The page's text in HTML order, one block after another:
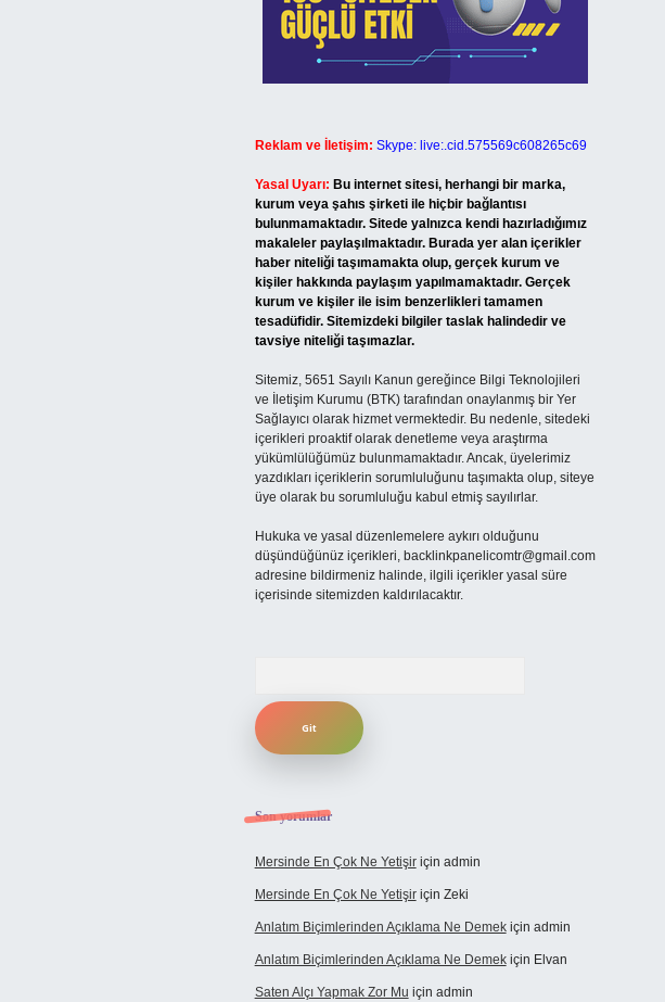
Reklam ve İletişim: Skype: live:.cid.575569c608265c69
Yasal Uyarı: Bu internet sitesi, herhangi bir marka,
kurum veya şahıs şirketi ile hiçbir bağlantısı
bulunmamaktadır. Sitede yalnızca kendi hazırladığımız
makaleler paylaşılmaktadır. Burada yer alan içerikler
haber niteliği taşımamakta olup, gerçek kurum ve
kişiler hakkında paylaşım yapılmamaktadır. Gerçek
kurum ve kişiler ile isim benzerlikleri tamamen
tesadüfidir. Sitemizdeki bilgiler taslak halindedir ve
tavsiye niteliği taşımazlar.
Sitemiz, 5651 Sayılı Kanun gereğince Bilgi Teknolojileri
ve İletişim Kurumu (BTK) tarafından onaylanmış bir Yer
Sağlayıcı olarak hizmet vermektedir. Bu nedenle, sitedeki
içerikleri proaktif olarak denetleme veya araştırma
yükümlülüğümüz bulunmamaktadır. Ancak, üyelerimiz
yazdıkları içeriklerin sorumluluğunu taşımakta olup, siteye
üye olarak bu sorumluluğu kabul etmiş sayılırlar.
Hukuka ve yasal düzenlemelere aykırı olduğunu
düşündüğünüz içerikleri, backlinkpanelicomtr@gmail.com
adresine bildirmeniz halinde, ilgili içerikler yasal süre
içerisinde sitemizden kaldırılacaktır.
Son yorumlar
Mersinde En Çok Ne Yetişiriçin admin
Mersinde En Çok Ne Yetişiriçin Zeki
Anlatım Biçimlerinden Açıklama Ne Demekiçin admin
Anlatım Biçimlerinden Açıklama Ne Demekiçin Elvan
Saten Alçı Yapmak Zor Mu için admin